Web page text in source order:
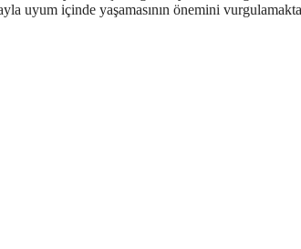
uyum içinde yaşamasının önemini